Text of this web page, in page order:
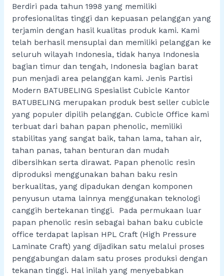
Berdiri pada tahun 1998 yang memiliki
profesionalitas tinggi dan kepuasan pelanggan yang
terjamin dengan hasil kualitas produk kami. Kami
telah berhasil mensuplai dan memiliki pelanggan ke
seluruh wilayah Indonesia, tidak hanya Indonesia
bagian timur dan tengah, Indonesia bagian barat
pun menjadi area pelanggan kami. Jenis Partisi
Modern BATUBELING Spesialist Cubicle Kantor
BATUBELING merupakan produk best seller cubicle
yang populer dipilih pelanggan. Cubicle Office kami
terbuat dari bahan papan phenolic, memiliki
stabilitas yang sangat baik, tahan lama, tahan air,
tahan panas, tahan benturan dan mudah
dibersihkan serta dirawat. Papan phenolic resin
diproduksi menggunakan bahan baku resin
berkualitas, yang dipadukan dengan komponen
penyusun utama lainnya menggunakan teknologi
canggih bertekanan tinggi. Pada permukaan luar
papan phenolic resin sebagai bahan baku cubicle
office terdapat lapisan HPL Craft (High Pressure
Laminate Craft) yang dijadikan satu melalui proses
penggabungan dalam satu proses produksi dengan
tekanan tinggi. Hal inilah yang menyebabkan